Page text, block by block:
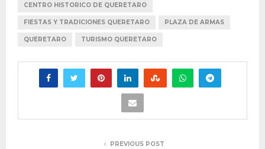
CENTRO HISTORICO DE QUERETARO
FIESTAS Y TRADICIONES QUERETARO PLAZA DE ARMAS
QUERETARO TURISMO QUERETARO
PREVIOUS POST